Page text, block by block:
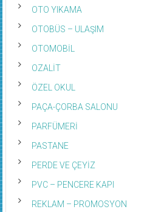
OTO YIKAMA
OTOBÜS – ULAŞIM
OTOMOBİL
OZALİT
ÖZEL OKUL
PAÇA-ÇORBA SALONU
PARFÜMERİ
PASTANE
PERDE VE ÇEYİZ
PVC – PENCERE KAPI
REKLAM – PROMOSYON